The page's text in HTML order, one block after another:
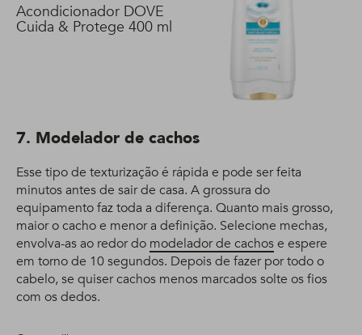
Acondicionador DOVE
Cuida & Protege 400 ml
7. Modelador de cachos
Esse tipo de texturização é rápida e pode ser feita
minutos antes de sair de casa. A grossura do
equipamento faz toda a diferença. Quanto mais grosso,
maior o cacho e menor a definição. Selecione mechas,
envolva-as ao redor do modelador de cachose espere
em torno de 10 segundos. Depois de fazer por todo o
cabelo, se quiser cachos menos marcados solte os fios
com os dedos.